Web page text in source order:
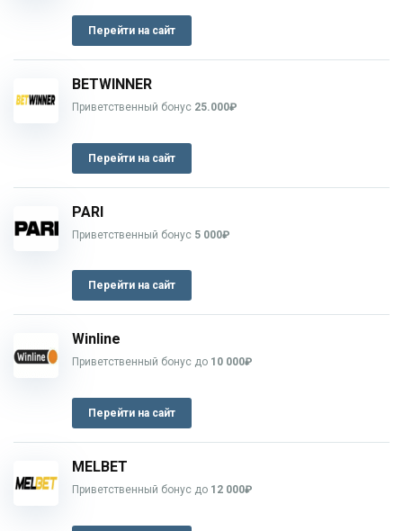
Перейти на сайт
BETWINNER
Приветственный бонус 25.000₽
Перейти на сайт
PARI
Приветственный бонус 5 000₽
Перейти на сайт
Winline
Приветственный бонус до 10 000₽
Перейти на сайт
MELBET
Приветственный бонус до 12 000₽